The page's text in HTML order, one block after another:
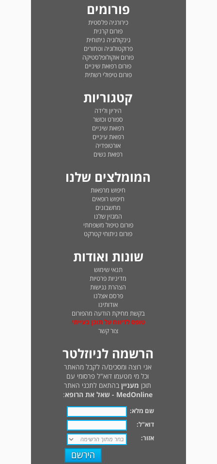
פורומים
כירורגיה פלסטית
פורום קרנית
גינקולוגיה ניתוחית
פרוקטולוגיה וטחורים
פורום אוקולופלסטיקה
פורום רפואת שיניים
פורום טיפולי רשתית
קטגוריות
היריון ולידה
ספורט וכושר
רפואת שיניים
רפואת עיניים
אורטופדיה
רפואת נשים
המומלצים שלנו
חיפוש מרפאות
חיפוש רופאים
מחשבונים
המגזין שלנו
פורום טיפול משפחתי
פורום ניתוחי קטרקט
שונות ואודות
תנאי שימוש
מדיניות פרטיות
הצהרת נגישות
פרסם אצלנו
אודותינו
בקשת מחיקת הודעה מהפורום
טופס לדיווח על תוכן בעייתי
צור קשר
הרשמה לניוזלטר
אני רוצה ומסכים/ה לקבל מהאתר
וכל מי מטעמו דוא"ל פרסומי עם
תוכן מעניין בהתאם לתכני האתר
MedOnline - שאל את הרופא
:
שם מלא:
דוא"ל:
אזור: